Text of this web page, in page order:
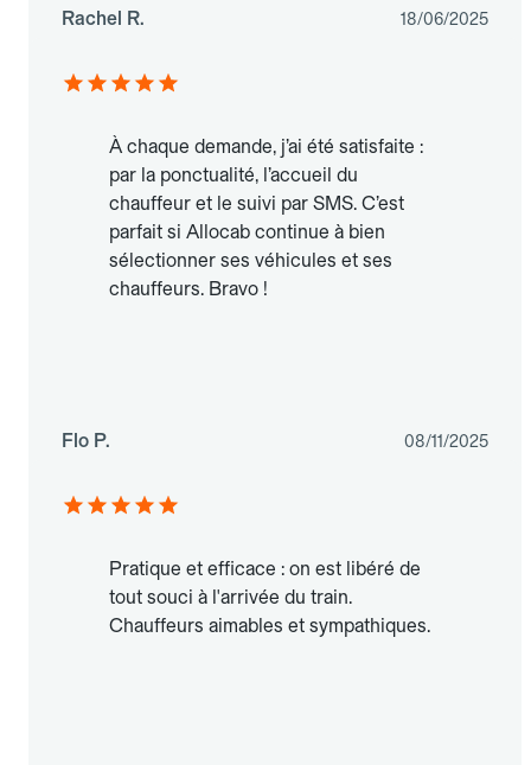
Rachel R. 18/06/2025
À chaque demande, j’ai été satisfaite :
par la ponctualité, l’accueil du
chauffeur et le suivi par SMS. C’est
parfait si Allocab continue à bien
sélectionner ses véhicules et ses
chauffeurs. Bravo !
Flo P. 08/11/2025
Pratique et efficace : on est libéré de
tout souci à l'arrivée du train.
Chauffeurs aimables et sympathiques.